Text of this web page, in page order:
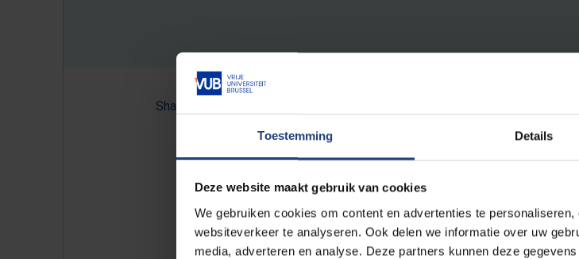
Toestemming Details
Deze website maakt gebruik van cookies
We gebruiken cookies om content en advertenties te
websiteverkeer te analyseren. Ook delen we informatie over uw
media, adverteren en analyse. Deze partners kunnen deze
Share:
De VUB Brussels School of Governance en NOVA University of
de handen in elkaar voor de volgende editie van de Jean Monnet
Making. Dit intensieve programma van twee weken op de
één week in Lissabon.